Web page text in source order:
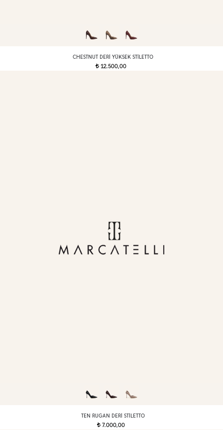
CHESTNUT DERI YÜKSEK STILETTO
t 12.500,00
TEN RUGAN DERI STILETTO
t 7.000,00